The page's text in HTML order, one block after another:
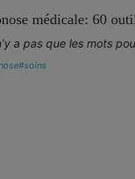
médicale: 60
a pas que les mots
#soins